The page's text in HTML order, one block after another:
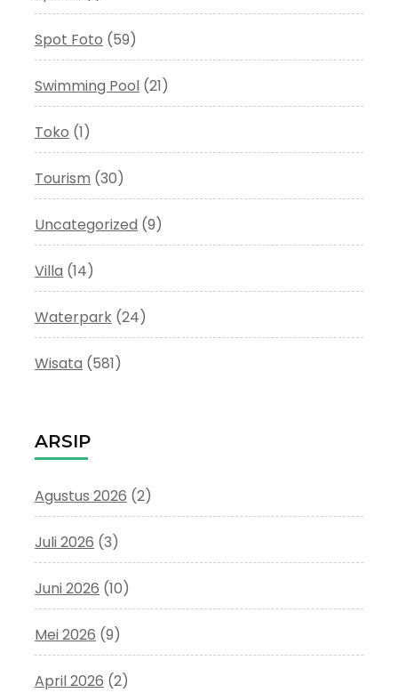
Spot Foto (59)
Swimming Pool (21)
Toko (1)
Tourism (30)
Uncategorized (9)
Villa (14)
Waterpark (24)
Wisata (581)
ARSIP
Agustus 2026 (2)
Juli 2026 (3)
Juni 2026 (10)
Mei 2026 (9)
April 2026 (2)